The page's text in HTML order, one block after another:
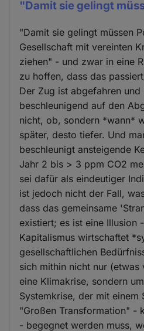
"Damit sie gelingt
"Damit sie gelingt müssen
Gesellschaft mit vereinten
ziehen" - und zwar in eine
zu hoffen, dass das
Der Zug ist abgefahren
beschleunigend auf den
nicht, ob, sondern *wann*
später, desto tiefer. Und
beschleunigt ansteigende
Jahr 2 bis > 3 ppm CO2
sei dafür als eindeutiger
ist jedoch nicht der Fall,
dass das gemeinsame
existiert; es ist eine Illusion
Kapitalismus wirtschaftet
gesellschaftlichen
sich mithin nicht nur (etwas
eine Klimakrise, sondern
Systemkrise, der mit einem
"Großen Transformation" -
- begegnet werden muss,